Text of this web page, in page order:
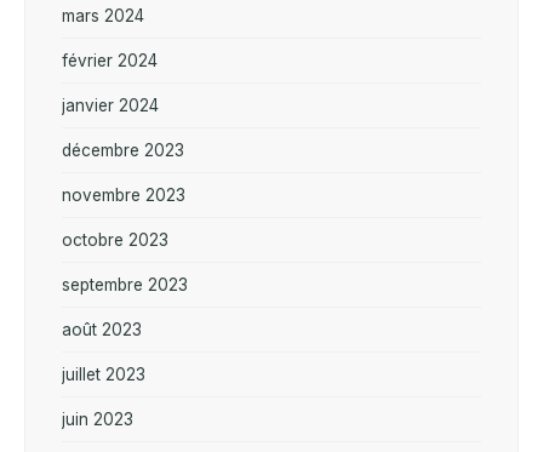
mars 2024
février 2024
janvier 2024
décembre 2023
novembre 2023
octobre 2023
septembre 2023
août 2023
juillet 2023
juin 2023